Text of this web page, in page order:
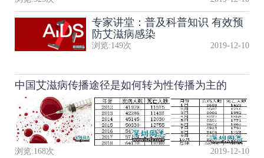
专家讲堂：普及科普知识 有效预
防艾滋病感染
浏览:149次 2019-12-10
中国艾滋病传播途径是如何转为性传播为主的
浏览:168次 2019-12-10